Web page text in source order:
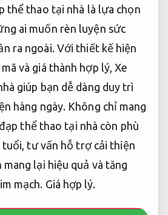
thể thao tại nhà là lựa chọn
ai muốn rèn luyện sức
ra ngoài. Với thiết kế hiện
và giá thành hợp lý, Xe
giúp bạn dễ dàng duy trì
hàng ngày. Không chỉ mang
thể thao tại nhà còn phù
tư vấn hỗ trợ cải thiện
mang lại hiệu quả và tăng
mạch. Giá hợp lý.